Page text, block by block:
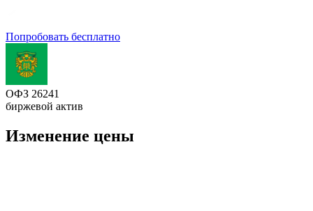
Попробовать бесплатно
ОФЗ 26241
биржевой актив
Изменение цены